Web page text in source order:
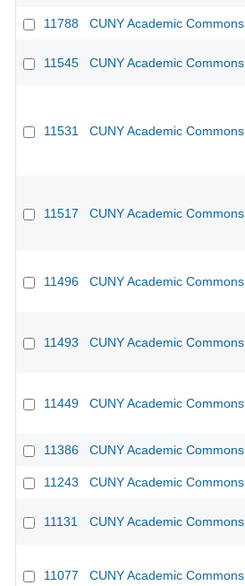
11788 CUNY Academic Commons
11545 CUNY Academic Commons
11531 CUNY Academic Commons
11517 CUNY Academic Commons
11496 CUNY Academic Commons
11493 CUNY Academic Commons
11449 CUNY Academic Commons
11386 CUNY Academic Commons
11243 CUNY Academic Commons
11131 CUNY Academic Commons
11077 CUNY Academic Commons